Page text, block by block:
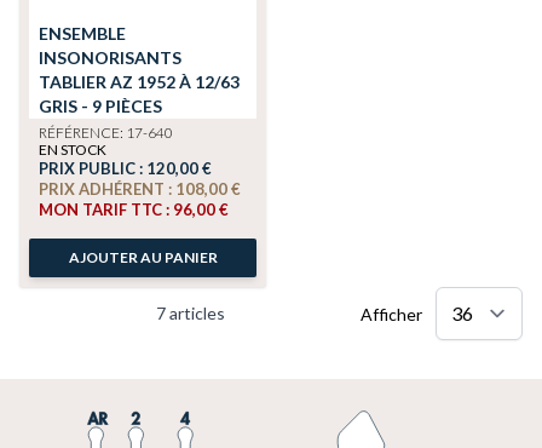
ENSEMBLE
INSONORISANTS
TABLIER AZ 1952 À 12/63
GRIS - 9 PIÈCES
RÉFÉRENCE: 17-640
EN STOCK
PRIX PUBLIC : 120,00 €
PRIX ADHÉRENT : 108,00 €
MON TARIF TTC : 96,00 €
AJOUTER AU PANIER
7articles Afficher